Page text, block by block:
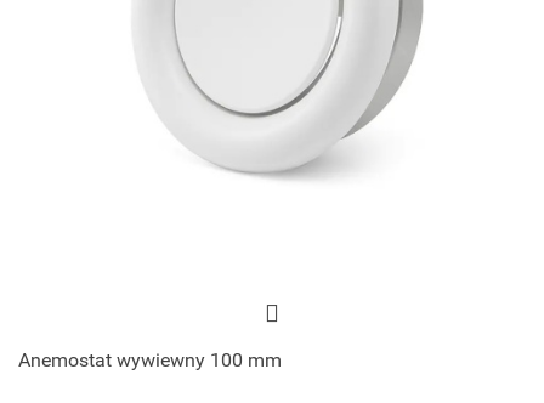
Anemostat wywiewny 100 mm